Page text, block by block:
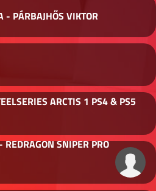
- PÁRBAJHŐS VIKTOR
ARCTIS 1 PS4 & PS5
SNIPER PRO